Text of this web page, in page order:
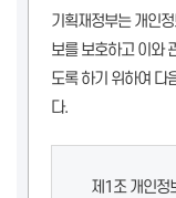
기획재정부는 개인
보를 보호하고 이와
도록 하기 위하여 다
다.
제1조 개인정